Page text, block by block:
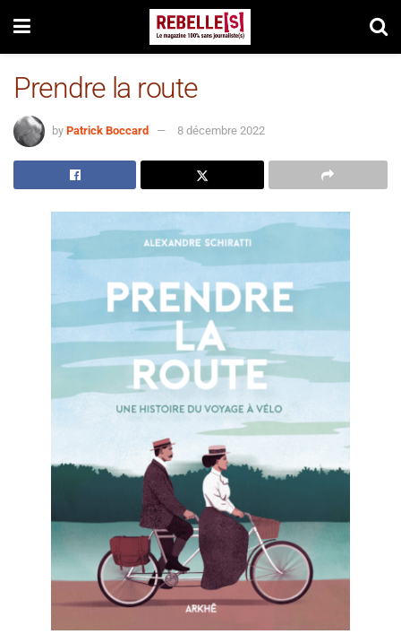
Prendre la route
by Patrick Boccard 8 décembre 2022